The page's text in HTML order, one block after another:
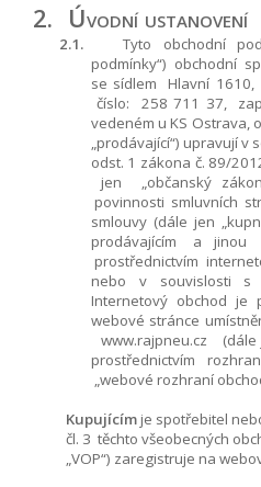
2. Úvodní ustanovení
2.1.
Tyto obchodní
podmínky“) obchodní
se sídlem Hlavní
číslo: 258 711 37,
vedeném u KS Ostrava,
„prodávající“) upravují v
odst. 1 zákona č. 89/
jen „občanský
povinnosti smluvních
smlouvy (dále jen
prodávajícím a jinou
prostřednictvím
nebo v souvislosti s
Internetový obchod je
webové stránce
www.rajpneu.cz
prostřednictvím
„webové rozhraní
Kupujícímje spotřebitel
čl. 3 těchto všeobecných
„VOP“) zaregistruje na